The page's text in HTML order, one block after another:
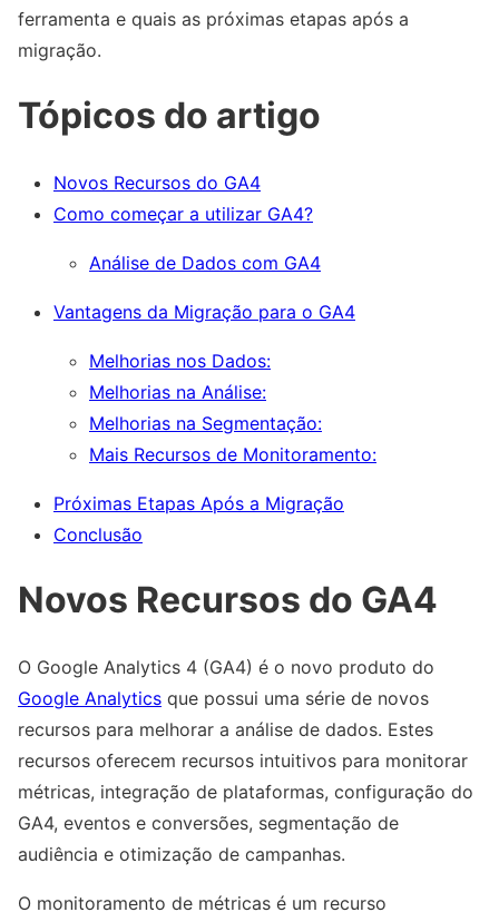
ferramenta e quais as próximas etapas após a
migração.
Tópicos do artigo
Novos Recursos do GA4
Como começar a utilizar GA4?
Análise de Dados com GA4
Vantagens da Migração para o GA4
Melhorias nos Dados:
Melhorias na Análise:
Melhorias na Segmentação:
Mais Recursos de Monitoramento:
Próximas Etapas Após a Migração
Conclusão
Novos Recursos do GA4
O Google Analytics 4 (GA4) é o novo produto do
Google Analytics que possui uma série de novos
recursos para melhorar a análise de dados. Estes
recursos oferecem recursos intuitivos para monitorar
métricas, integração de plataformas, configuração do
GA4, eventos e conversões, segmentação de
audiência e otimização de campanhas.
O monitoramento de métricas é um recurso